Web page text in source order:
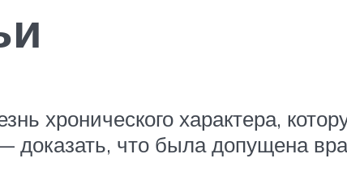
хронического характера,
доказать, что была допущена